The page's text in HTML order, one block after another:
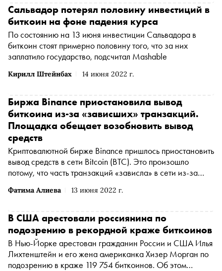
Кирилл Штейнбах 14 июня 2022 г.
Сальвадор потерял половину инвестиций в
биткоин на фоне падения курса
По состоянию на 13 июня инвестиции Сальвадора в
биткоин стоят примерно половину того, что за них
заплатило государство, подсчитал Mashable
Фатима Алиева 13 июня 2022 г.
Биржа Binance приостановила вывод
биткоина из-за «зависших» транзакций.
Площадка обещает возобновить вывод
средств
Криптовалютной бирже Binance пришлось приостановить
вывод средств в сети Bitcoin (BTC). Это произошло
потому, что часть транзакций «зависла» в сети из-за
вернет функцию, как только система станет более
В США арестовали россиянина по
подозрению в рекордной краже биткоинов
В Нью-Йорке арестован гражданин России и США Илья
Лихтенштейн и его жена американка Хизер Морган по
подозрению в краже 119 754 биткоинов. Об этом